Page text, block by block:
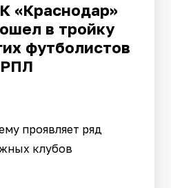
«Краснодар»
в тройку
футболистов
РПЛ
проявляет ряд
клубов